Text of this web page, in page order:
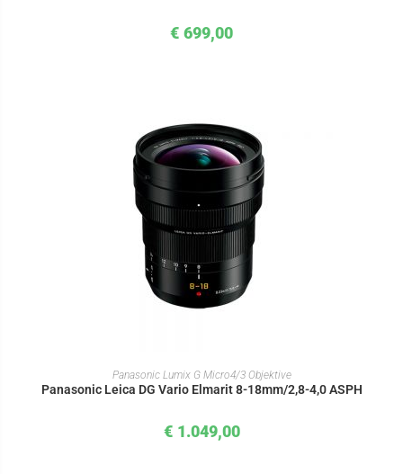
€ 699,00
IN DEN WARENKORB
Panasonic Lumix G Micro4/3 Objektive
Panasonic Leica DG Vario Elmarit 8-18mm/2,8-4,0 ASPH
€ 1.049,00